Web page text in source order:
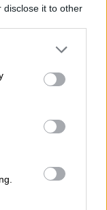
disclose it to other